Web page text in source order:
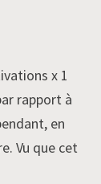
x 1
rapport à
en
Vu que cet